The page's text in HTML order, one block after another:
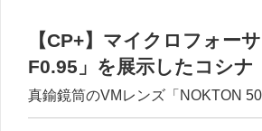
【CP+】マイクロフォー
F0.95」を展示したコシナ
真鍮鏡筒のVMレンズ「NOKTON